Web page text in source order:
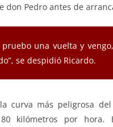
don Pedro antes de
pruebo una vuelta y
se despidió Ricardo.
curva más peligrosa
kilómetros por hora.